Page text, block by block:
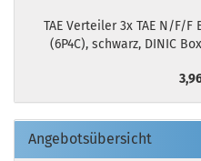
TAE Verteiler 3x TAE N/F/F
(6P4C), schwarz, DINIC
Angebotsübersicht